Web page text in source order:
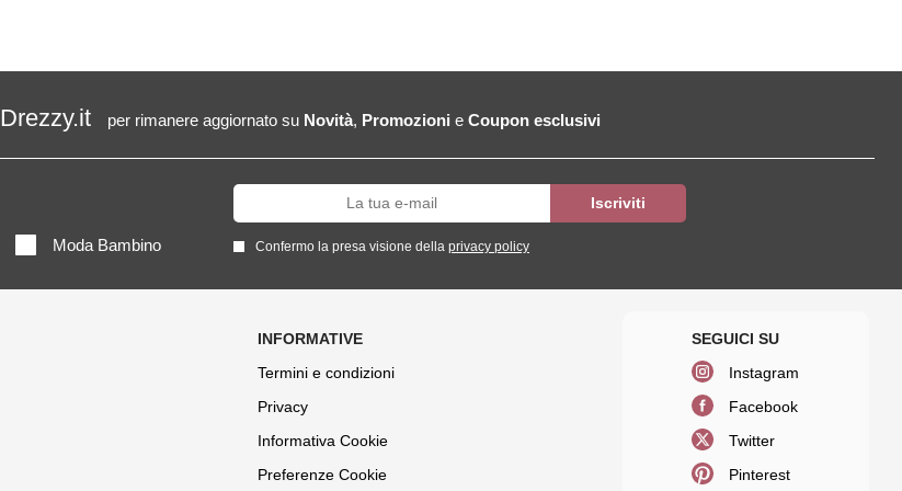
per rimanere aggiornato su Novità, Promozioni e Coupon esclusivi
Moda Bambino Confermo la presa visione della privacy policy
Termini e condizioni
Privacy
Informativa Cookie
Preferenze Cookie
Instagram
Facebook
Twitter
Pinterest